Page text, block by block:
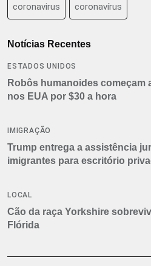
coronavirus coronavírus
Notícias Recentes
ESTADOS UNIDOS
Robôs humanoides começam
nos EUA por $30 a hora
IMIGRAÇÃO
Trump entrega a assistência
imigrantes para escritório
LOCAL
Cão da raça Yorkshire
Flórida